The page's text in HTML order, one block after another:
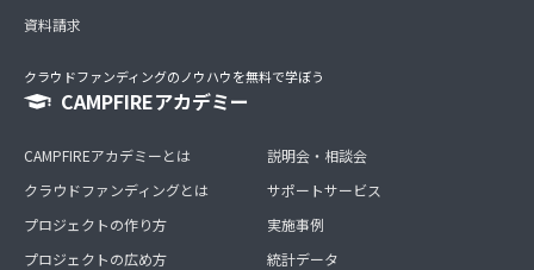
資料請求
クラウドファンディングのノウハウを無料で学ぼう
CAMPFIREアカデミー
CAMPFIREアカデミーとは
クラウドファンディングとは
プロジェクトの作り方
プロジェクトの広め方
説明会・相談会
サポートサービス
実施事例
統計データ